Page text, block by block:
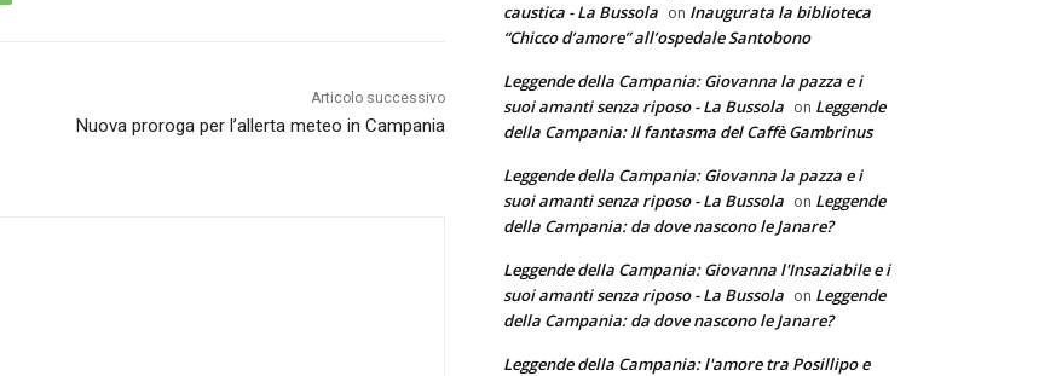
Articolo successivo
Nuova proroga per l’allerta meteo in Campania
caustica - La Bussola on Inaugurata la biblioteca
“Chicco d’amore” all’ospedale Santobono
Leggende della Campania: Giovanna la pazza e i
suoi amanti senza riposo - La Bussola on Leggende
della Campania: Il fantasma del Caffè Gambrinus
Leggende della Campania: Giovanna la pazza e i
suoi amanti senza riposo - La Bussola on Leggende
della Campania: da dove nascono le Janare?
Leggende della Campania: Giovanna l'Insaziabile e i
suoi amanti senza riposo - La Bussola on Leggende
della Campania: da dove nascono le Janare?
Leggende della Campania: l'amore tra Posillipo e